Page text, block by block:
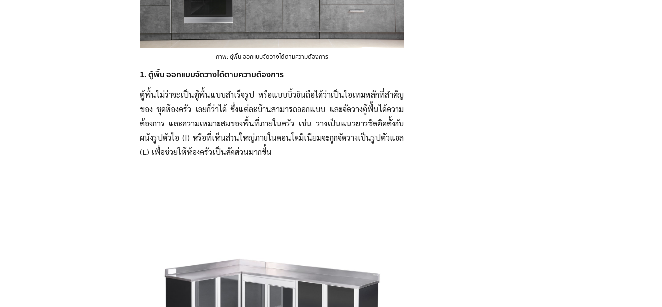
ภาพ: ตู้พื้น ออกแบบจัดวางได้ตามความต้องการ
1. ตู้พื้น ออกแบบจัดวางได้ตามความต้องการ
ตู้พื้นไม่ว่าจะเป็นตู้พื้นแบบสำเร็จรูป หรือแบบบิ้วอินถือได้ว่าเป็นไอเทมหลักที่สำคัญ
ของ ชุดห้องครัว เลยก็ว่าได้ ซึ่งแต่ละบ้านสามารถออกแบบ และจัดวางตู้พื้นได้ความ
ต้องการ และความเหมาะสมของพื้นที่ภายในครัว เช่น วางเป็นแนวยาวชิดติดตั้งกับ
ผนังรูปตัวไอ (I) หรือที่เห็นส่วนใหญ่ภายในคอนโดมิเนียมจะถูกจัดวางเป็นรูปตัวแอล
(L) เพื่อช่วยให้ห้องครัวเป็นสัดส่วนมากขึ้น